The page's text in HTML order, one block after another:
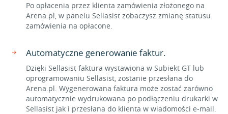
Po opłacenia przez klienta zamówienia złożonego na
Arena.pl, w panelu Sellasist zobaczysz zmianę statusu
zamówienia na opłacone.
Automatyczne generowanie faktur.
Dzięki Sellasist faktura wystawiona w Subiekt GT lub
oprogramowaniu Sellasist, zostanie przesłana do
Arena.pl. Wygenerowana faktura może zostać zarówno
automatycznie wydrukowana po podłączeniu drukarki w
Sellasist jak i przesłana do klienta w wiadomości e-mail.